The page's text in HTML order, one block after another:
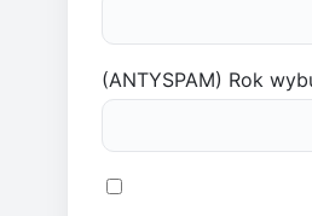
(ANTYSPAM) Rok